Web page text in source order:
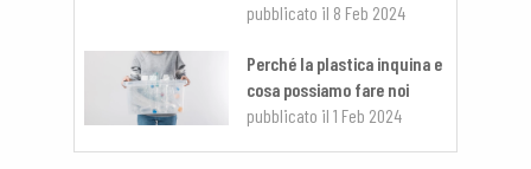
pubblicato il 8 Feb 2024
Perché la plastica inquina e
cosa possiamo fare noi
pubblicato il 1 Feb 2024